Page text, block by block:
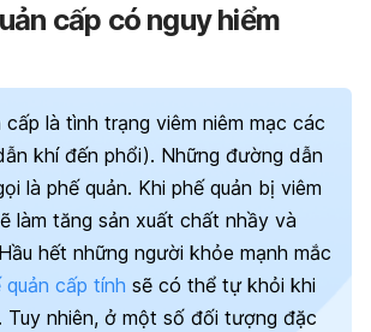
cấp có nguy hiểm
cấp là tình trạng viêm niêm mạc các
khí đến phổi). Những đường dẫn
là phế quản. Khi phế quản bị viêm
làm tăng sản xuất chất nhầy và
Hầu hết những người khỏe mạnh mắc
quản cấp tính sẽ có thể tự khỏi khi
Tuy nhiên, ở một số đối tượng đặc